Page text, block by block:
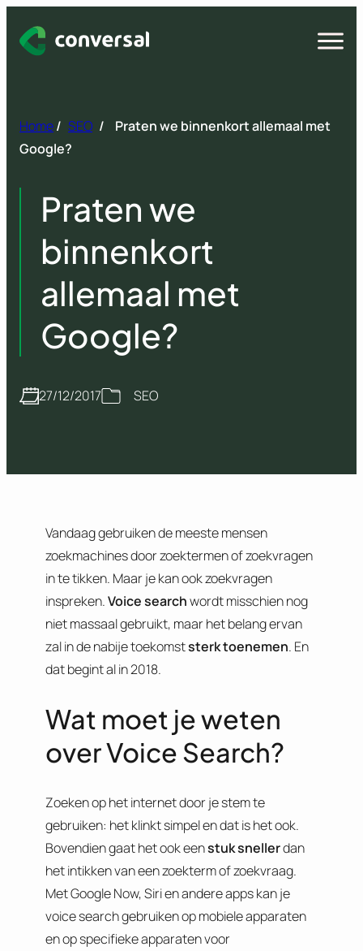
naar
Open
Home/ SEO /
Praten we binnenkort allemaal met
Google?
Praten we
binnenkort
allemaal met
Google?
27/12/2017 SEO
Vandaag gebruiken de meeste mensen
zoekmachines door zoektermen of zoekvragen
in te tikken. Maar je kan ook zoekvragen
inspreken.Voice searchwordt misschien nog
niet massaal gebruikt, maar het belang ervan
zal in de nabije toekomststerk toenemen. En
dat begint al in 2018.
Wat moet je weten
over Voice Search?
Zoeken op het internet door je stem te
gebruiken: het klinkt simpel en dat is het ook.
Bovendien gaat het ook eenstuk snellerdan
het intikken van een zoekterm of zoekvraag.
Met Google Now, Siri en andere apps kan je
voice search gebruiken op mobiele apparaten
en op specifieke apparaten voor